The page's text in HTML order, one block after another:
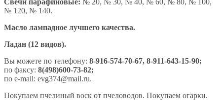
№ 120, № 140.
Масло лампадное лучшего качества.
Ладан (12 видов).
Вы можете по телефону: 8-916-574-70-67, 8-911-643-15-90;
по факсу: 8(498)600-73-82;
по e-mail: evg374@mail.ru.
Покупаем пчелиный воск от пчеловодов. Покупаем огарки.